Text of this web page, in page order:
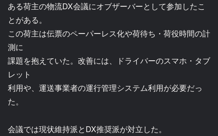
ある荷主の物流DX会議にオブザーバーとして参加したこ
とがある。
この荷主は伝票のペーパーレス化や荷待ち・荷役時間の計
測に
課題を抱えていた。改善には、ドライバーのスマホ・タブ
レット
利用や、運送事業者の運行管理システム利用が必要だっ
た。
会議では現状維持派とDX推奨派が対立した。